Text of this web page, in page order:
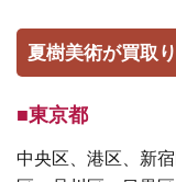
夏樹美術が買取
■東京都
中央区、港区、新